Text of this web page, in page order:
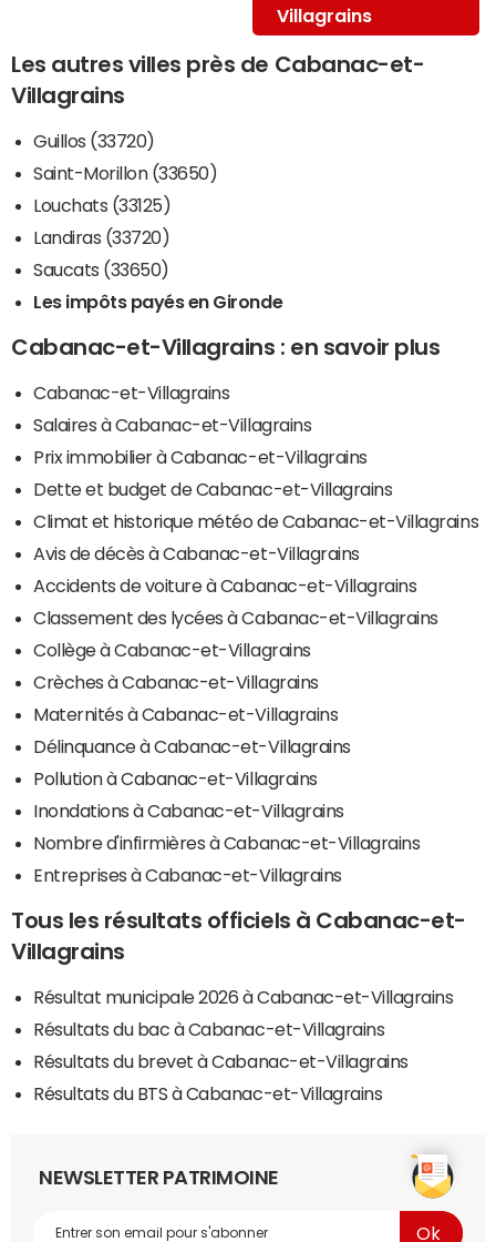
Villagrains
Les autres villes près de Cabanac-et-
Villagrains
Guillos (33720)
Saint-Morillon (33650)
Louchats (33125)
Landiras (33720)
Saucats (33650)
Les impôts payés en Gironde
Cabanac-et-Villagrains : en savoir plus
Cabanac-et-Villagrains
Salaires à Cabanac-et-Villagrains
Prix immobilier à Cabanac-et-Villagrains
Dette et budget de Cabanac-et-Villagrains
Climat et historique météo de Cabanac-et-Villagrains
Avis de décès à Cabanac-et-Villagrains
Accidents de voiture à Cabanac-et-Villagrains
Classement des lycées à Cabanac-et-Villagrains
Collège à Cabanac-et-Villagrains
Crèches à Cabanac-et-Villagrains
Maternités à Cabanac-et-Villagrains
Délinquance à Cabanac-et-Villagrains
Pollution à Cabanac-et-Villagrains
Inondations à Cabanac-et-Villagrains
Nombre d'infirmières à Cabanac-et-Villagrains
Entreprises à Cabanac-et-Villagrains
Tous les résultats officiels à Cabanac-et-
Villagrains
Résultat municipale 2026 à Cabanac-et-Villagrains
Résultats du bac à Cabanac-et-Villagrains
Résultats du brevet à Cabanac-et-Villagrains
Résultats du BTS à Cabanac-et-Villagrains
NEWSLETTER PATRIMOINE